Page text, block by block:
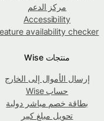
مركز الدعم
Accessibility
Feature availability checker
منتجات Wise
إرسال الأموال إلى الخارج
حساب Wise
بطاقة خصم مباشر دولية
تحويل مبلغ كبير